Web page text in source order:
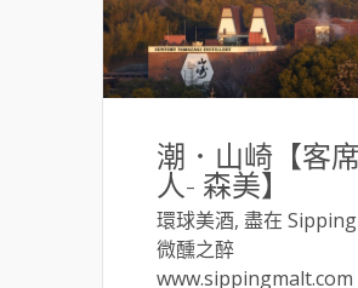
潮．山崎【客
人- 森美】
環球美酒, 盡在
微醺之醉
www.sippingmalt.com